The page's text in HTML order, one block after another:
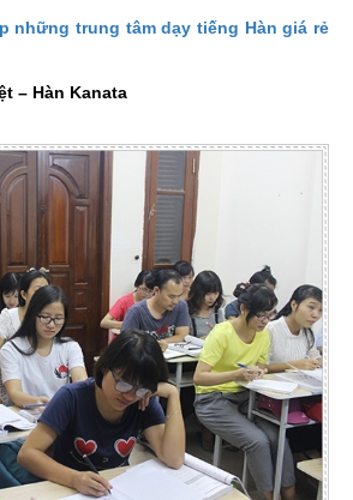
những trung tâm dạy tiếng Hàn giá rẻ
– Hàn Kanata